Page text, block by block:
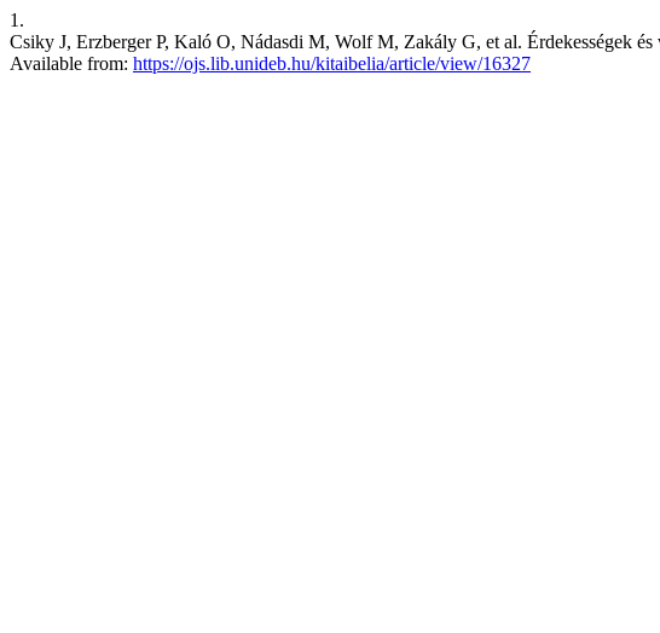
1.
Csiky J, Erzberger P, Kaló O, Nádasdi M, Wolf M, Zakály G, et al. Érdekességek
Available from: https://ojs.lib.unideb.hu/kitaibelia/article/view/16327